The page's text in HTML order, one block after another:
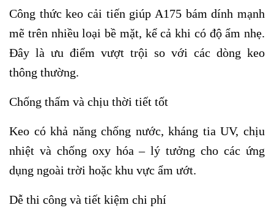
Công thức keo cải tiến giúp A175 bám dính mạnh
mẽ trên nhiều loại bề mặt, kể cả khi có độ ẩm nhẹ.
Đây là ưu điểm vượt trội so với các dòng keo
thông thường.
Chống thấm và chịu thời tiết tốt
Keo có khả năng chống nước, kháng tia UV, chịu
nhiệt và chống oxy hóa – lý tưởng cho các ứng
dụng ngoài trời hoặc khu vực ẩm ướt.
Dễ thi công và tiết kiệm chi phí